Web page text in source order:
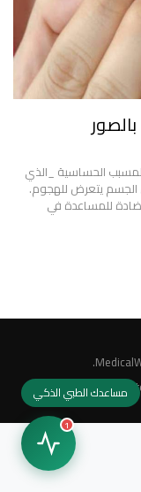
الحساسية _الذي
الجسم يتعرض للهجوم.
للمساعدة في
مساعدك الطبي الذكي
1